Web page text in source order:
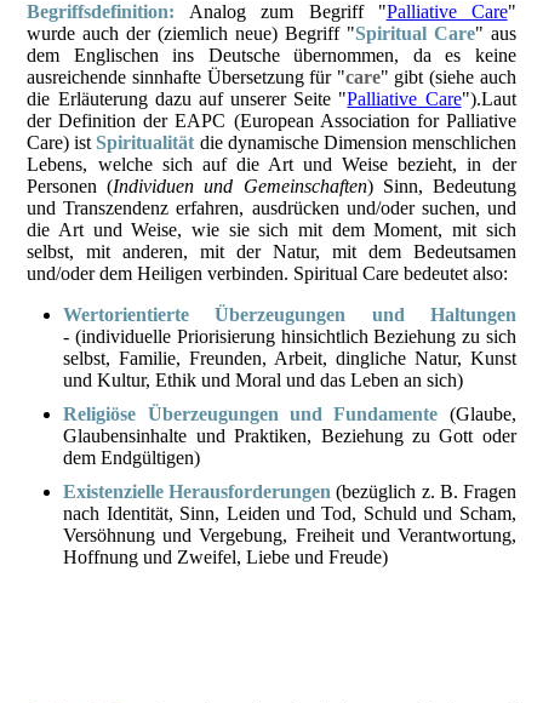
Begriffsdefinition: Analog zum Begriff "Palliative Care"
wurde auch der (ziemlich neue) Begriff "Spiritual Care" aus
dem Englischen ins Deutsche übernommen, da es keine
ausreichende sinnhafte Übersetzung für "care" gibt (siehe auch
die Erläuterung dazu auf unserer Seite "Palliative Care").Laut
der Definition der EAPC (European Association for Palliative
Care) ist Spiritualität die dynamische Dimension menschlichen
Lebens, welche sich auf die Art und Weise bezieht, in der
Personen (Individuen und Gemeinschaften) Sinn, Bedeutung
und Transzendenz erfahren, ausdrücken und/oder suchen, und
die Art und Weise, wie sie sich mit dem Moment, mit sich
selbst, mit anderen, mit der Natur, mit dem Bedeutsamen
und/oder dem Heiligen verbinden. Spiritual Care bedeutet also:
Wertorientierte Überzeugungen und Haltungen
- (individuelle Priorisierung hinsichtlich Beziehung zu sich
selbst, Familie, Freunden, Arbeit, dingliche Natur, Kunst
und Kultur, Ethik und Moral und das Leben an sich)
Religiöse Überzeugungen und Fundamente (Glaube,
Glaubensinhalte und Praktiken, Beziehung zu Gott oder
dem Endgültigen)
Existenzielle Herausforderungen (bezüglich z. B. Fragen
nach Identität, Sinn, Leiden und Tod, Schuld und Scham,
Versöhnung und Vergebung, Freiheit und Verantwortung,
Hoffnung und Zweifel, Liebe und Freude)